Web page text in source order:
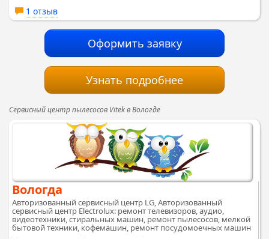
1 отзыв
Оформить заявку
Узнать подробнее
Сервисный центр пылесосов Vitek в Вологде
Вологда
Авторизованный сервисный центр LG, Авторизованный
сервисный центр Electrolux: ремонт телевизоров, аудио,
видеотехники, стиральных машин, ремонт пылесосов, мелкой
бытовой техники, кофемашин, ремонт посудомоечных машин